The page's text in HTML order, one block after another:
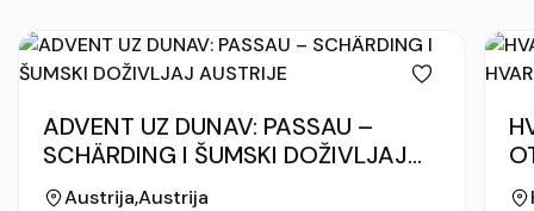
e
n
j
*
ADVENT UZ DUNAV: PASSAU –
SCHÄRDING I ŠUMSKI DOŽIVLJAJ
AUSTRIJE
AustrijaAustrija